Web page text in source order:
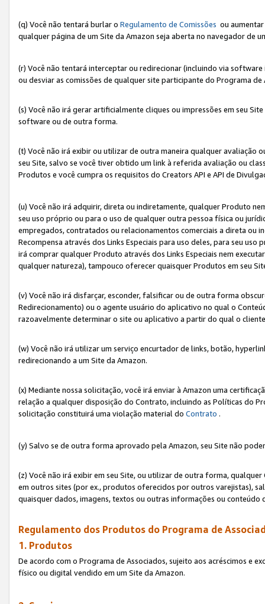
(q) Você não tentará burlar o Regulamento de Comissões ou
qualquer página de um Site da Amazon seja aberta no navegador de
(r) Você não tentará interceptar ou redirecionar (incluindo via
ou desviar as comissões de qualquer site participante do Programa de
(s) Você não irá gerar artificialmente cliques ou impressões em seu
software ou de outra forma.
(t) Você não irá exibir ou utilizar de outra maneira qualquer avaliação
seu Site, salvo se você tiver obtido um link à referida avaliação ou
Produtos e você cumpra os requisitos do Creators API e API de
(u) Você não irá adquirir, direta ou indiretamente, qualquer Produto
seu uso próprio ou para o uso de qualquer outra pessoa física ou
empregados, contratados ou relacionamentos comerciais a direta ou
Recompensa através dos Links Especiais para uso deles, para seu
irá comprar qualquer Produto através dos Links Especiais nem
qualquer natureza), tampouco oferecer quaisquer Produtos em seu
(v) Você não irá disfarçar, esconder, falsificar ou de outra forma
Redirecionamento) ou o agente usuário do aplicativo no qual o
razoavelmente determinar o site ou aplicativo a partir do qual o
(w) Você não irá utilizar um serviço encurtador de links, botão,
redirecionando a um Site da Amazon.
(x) Mediante nossa solicitação, você irá enviar à Amazon uma
relação a qualquer disposição do Contrato, incluindo as Políticas do
solicitação constituirá uma violação material do Contrato .
(y) Salvo se de outra forma aprovado pela Amazon, seu Site não
(z) Você não irá exibir em seu Site, ou utilizar de outra forma,
em outros sites (por ex., produtos oferecidos por outros varejistas),
quaisquer dados, imagens, textos ou outras informações ou
Regulamento dos Produtos do Programa de
1. Produtos
De acordo com o Programa de Associados, sujeito aos acréscimos e
físico ou digital vendido em um Site da Amazon.